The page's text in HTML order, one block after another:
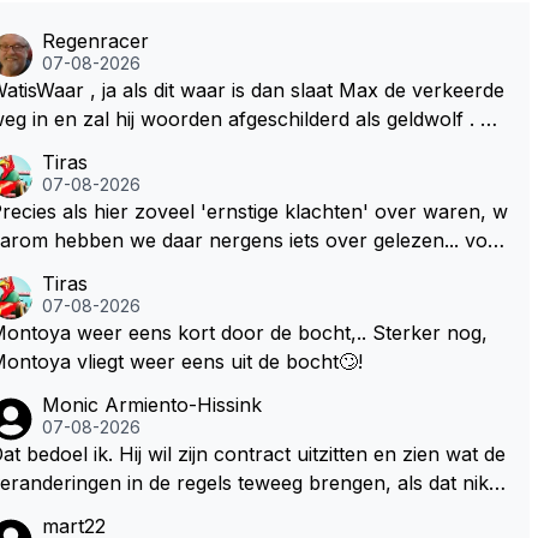
Regenracer
07-08-2026
, ja als dit waar is dan slaat Max de verkeerde
in en zal hij woorden afgeschilderd als geldwolf . Hij
worden gesteld .
Tiras
07-08-2026
als hier zoveel 'ernstige klachten' over waren, w
hebben we daar nergens iets over gelezen... voor
Tiras
07-08-2026
weer eens kort door de bocht,.. Sterker nog,
vliegt weer eens uit de bocht🙄!
Monic Armiento-Hissink
07-08-2026
bedoel ik. Hij wil zijn contract uitzitten en zien wat de
in de regels teweeg brengen, als dat niks
mart22